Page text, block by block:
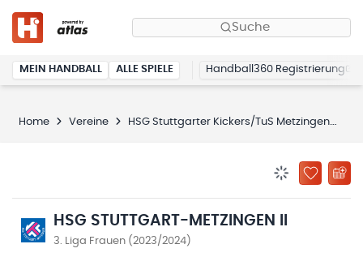
Suche
MEIN HANDBALL ALLE SPIELE Handball360 Registrierung
Home Vereine HSG Stuttgarter Kickers/TuS Metzingen
ZU
HSG STUTTGART-METZINGEN II
3. Liga Frauen (2023/2024)